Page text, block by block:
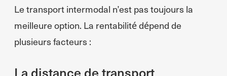
Le transport intermodal n’est pas toujours la
meilleure option. La rentabilité dépend de
plusieurs facteurs :
La distance de transport